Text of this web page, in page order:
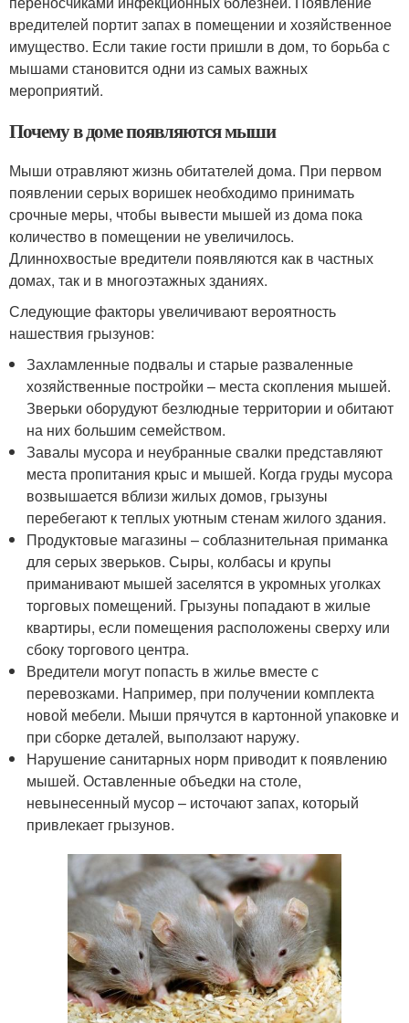
вредителей портит запах в помещении и хозяйственное
имущество. Если такие гости пришли в дом, то борьба с
мышами становится одни из самых важных
мероприятий.
Почему в доме появляются мыши
Мыши отравляют жизнь обитателей дома. При первом
появлении серых воришек необходимо принимать
срочные меры, чтобы вывести мышей из дома пока
количество в помещении не увеличилось.
Длиннохвостые вредители появляются как в частных
домах, так и в многоэтажных зданиях.
Следующие факторы увеличивают вероятность
нашествия грызунов:
Захламленные подвалы и старые разваленные
хозяйственные постройки – места скопления мышей.
Зверьки оборудуют безлюдные территории и обитают
на них большим семейством.
Завалы мусора и неубранные свалки представляют
места пропитания крыс и мышей. Когда груды мусора
возвышается вблизи жилых домов, грызуны
перебегают к теплых уютным стенам жилого здания.
Продуктовые магазины – соблазнительная приманка
для серых зверьков. Сыры, колбасы и крупы
приманивают мышей заселятся в укромных уголках
торговых помещений. Грызуны попадают в жилые
квартиры, если помещения расположены сверху или
сбоку торгового центра.
Вредители могут попасть в жилье вместе с
перевозками. Например, при получении комплекта
новой мебели. Мыши прячутся в картонной упаковке и
при сборке деталей, выползают наружу.
Нарушение санитарных норм приводит к появлению
мышей. Оставленные объедки на столе,
невынесенный мусор – источают запах, который
привлекает грызунов.